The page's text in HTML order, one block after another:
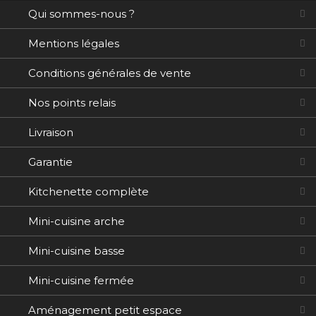
Qui sommes-nous ?
Mentions légales
Conditions générales de vente
Nos points relais
Livraison
Garantie
Kitchenette complète
Mini-cuisine arche
Mini-cuisine basse
Mini-cuisine fermée
Aménagement petit espace